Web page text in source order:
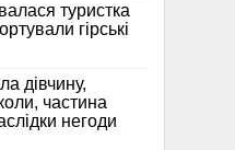
туристка
гірські
дівчину,
частина
негоди